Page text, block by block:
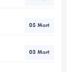
05 Mart
03 Mart